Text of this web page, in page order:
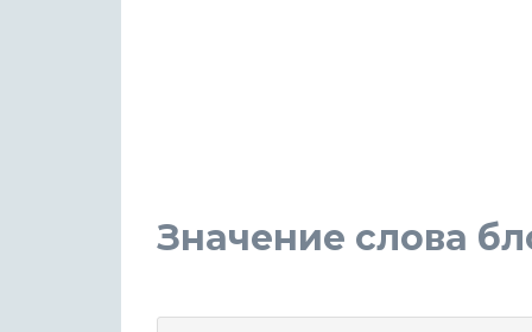
Значение слова